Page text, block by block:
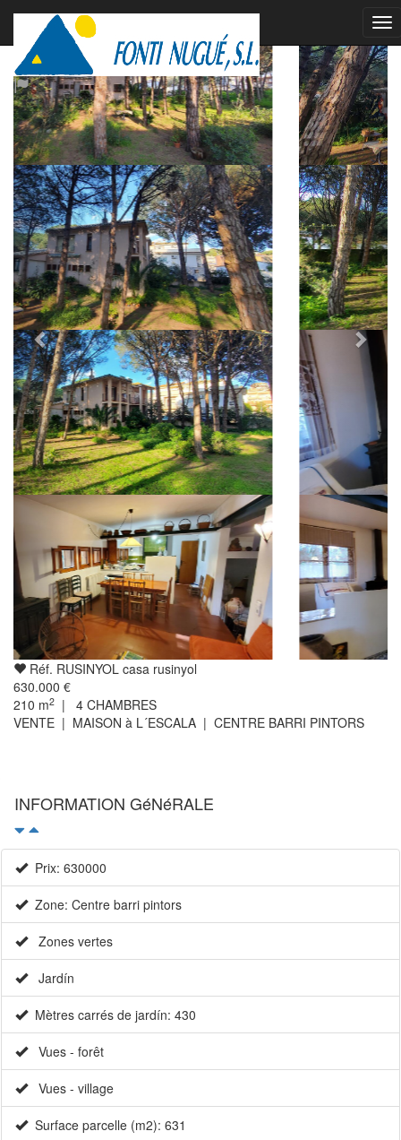
Réf. RUSINYOL casa rusinyol
630.000 €
210 m2 | 4 CHAMBRES
VENTE | MAISON à L´ESCALA | CENTRE BARRI PINTORS
INFORMATION GéNéRALE
Prix: 630000
Zone: Centre barri pintors
Zones vertes
Jardín
Mètres carrés de jardín: 430
Vues - forêt
Vues - village
Surface parcelle (m2): 631